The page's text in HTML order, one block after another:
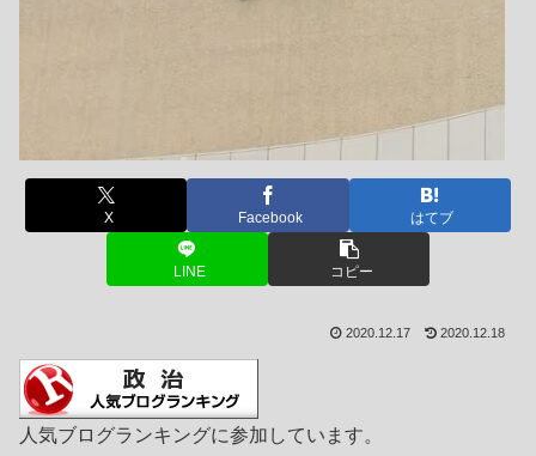
X Facebook はてブ
LINE コピー
2020.12.17 2020.12.18
人気ブログランキングに参加しています。